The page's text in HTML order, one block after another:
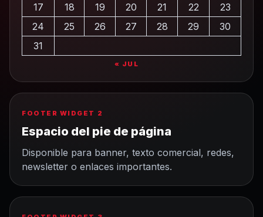
17
18 19 20 21 22
23
24
25 26 27 28 29
30
31
« JUL
FOOTER WIDGET 2
Espacio del pie de página
Disponible para banner, texto comercial, redes,
newsletter o enlaces importantes.